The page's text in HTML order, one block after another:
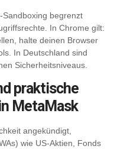
Sandboxing begrenzt
In Chrome gilt:
halte deinen Browser
In Deutschland sind
Sicherheitsniveaus.
praktische
MetaMask
angekündigt,
wie US-Aktien, Fonds